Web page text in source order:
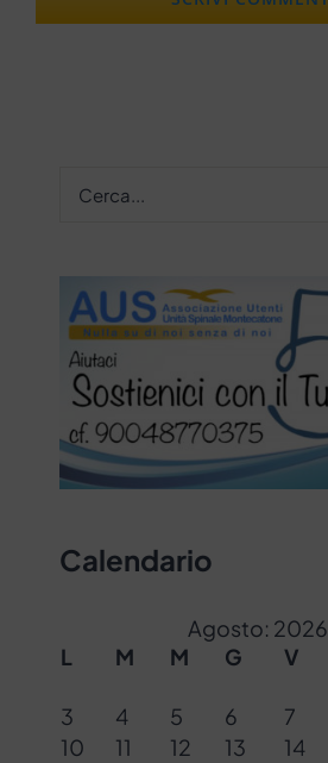
per:
Calendario
Agosto: 2026
L
M M G V
3
4 5 6 7
10
11 12 13 14